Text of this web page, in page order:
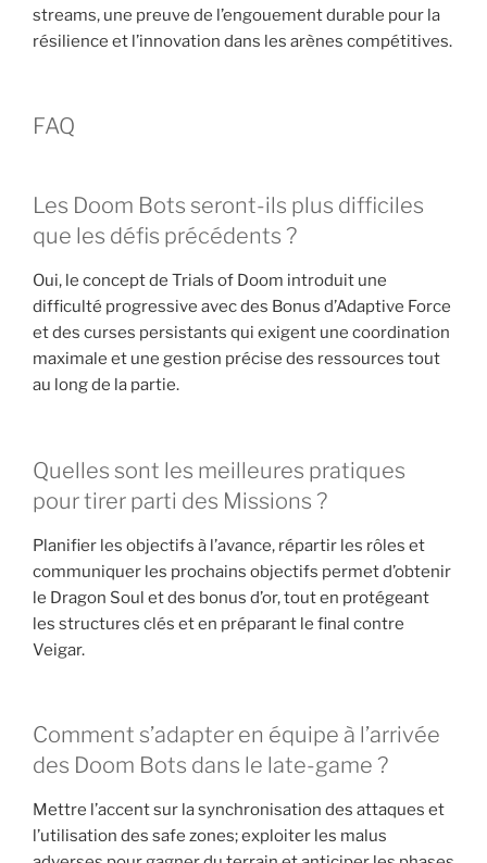
streams, une preuve de l’engouement durable pour la
résilience et l’innovation dans les arènes compétitives.
FAQ
Les Doom Bots seront-ils plus difficiles
que les défis précédents ?
Oui, le concept de Trials of Doom introduit une
difficulté progressive avec des Bonus d’Adaptive Force
et des curses persistants qui exigent une coordination
maximale et une gestion précise des ressources tout
au long de la partie.
Quelles sont les meilleures pratiques
pour tirer parti des Missions ?
Planifier les objectifs à l’avance, répartir les rôles et
communiquer les prochains objectifs permet d’obtenir
le Dragon Soul et des bonus d’or, tout en protégeant
les structures clés et en préparant le final contre
Veigar.
Comment s’adapter en équipe à l’arrivée
des Doom Bots dans le late-game ?
Mettre l’accent sur la synchronisation des attaques et
l’utilisation des safe zones; exploiter les malus